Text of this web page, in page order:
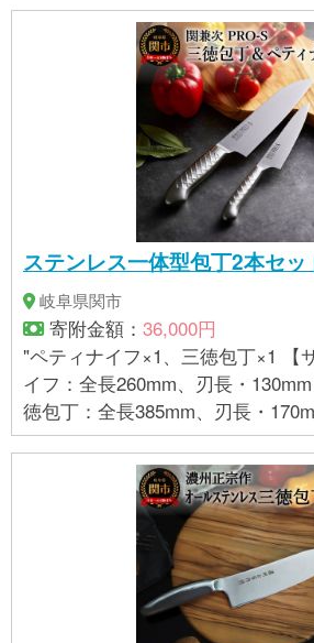
ステンレス一体型包丁2本セッ
岐阜県関市
寄附金額： 36,000円
"ペティナイフ×1、三徳包丁×1 【
イフ：全長260mm、刃長・
徳包丁：全長385mm、刃長・
7g